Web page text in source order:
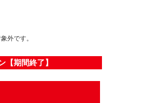
外です。
【期間終了】